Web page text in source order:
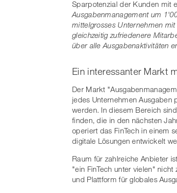
Sparpotenzial der Kunden mit
Ausgabenmanagement um
mittelgrosses Unternehmen
gleichzeitig zufriedenere
über alle Ausgabenaktivitäten
Ein interessanter Markt
Der Markt
jedes Unternehmen
werden. In diesem Bereich
finden, die in den nächsten
operiert das FinTech in einem
digitale Lösungen entwickelt
Raum für zahlreiche Anbieter
"ein FinTech unter vielen"
und Plattform für globales